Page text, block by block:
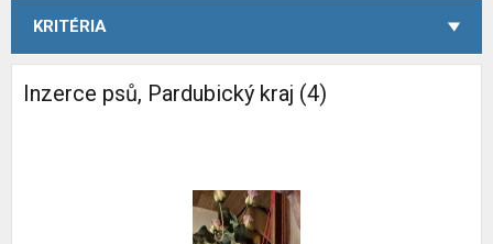
KRITÉRIA
Inzerce psů, Pardubický kraj (4)